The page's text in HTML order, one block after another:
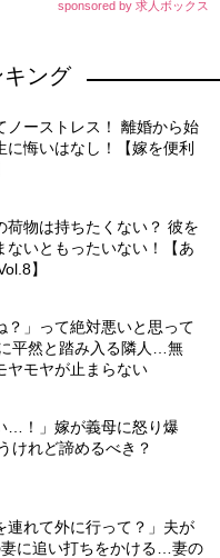
sponsored by 求人ボックス
キング
ノーストレス！ 離婚から始
に悔いはなし！【嫁を便利
荷物は持ちたくない？ 彼を
ないともったいない！【あ
】
？」って絶対悪いと思って
平然と踏み入る隣人…無
ヤモヤが止まらない
…！」嫁が義母に怒り爆
けれど諦めるべき？
連れて外に行って？」夫が
に追い打ちをかける…妻の